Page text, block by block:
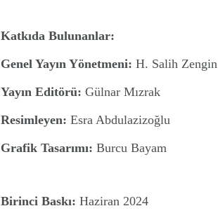
Katkıda Bulunanlar:
Genel Yayın Yönetmeni: H. Salih Zengin
Yayın Editörü: Gülnar Mızrak
Resimleyen: Esra Abdulazizoğlu
Grafik Tasarımı: Burcu Bayam
Birinci Baskı: Haziran 2024